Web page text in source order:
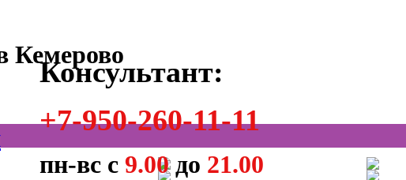
Консультант:
+7-950-260-11-11
пн-вс с 9.00до 21.00